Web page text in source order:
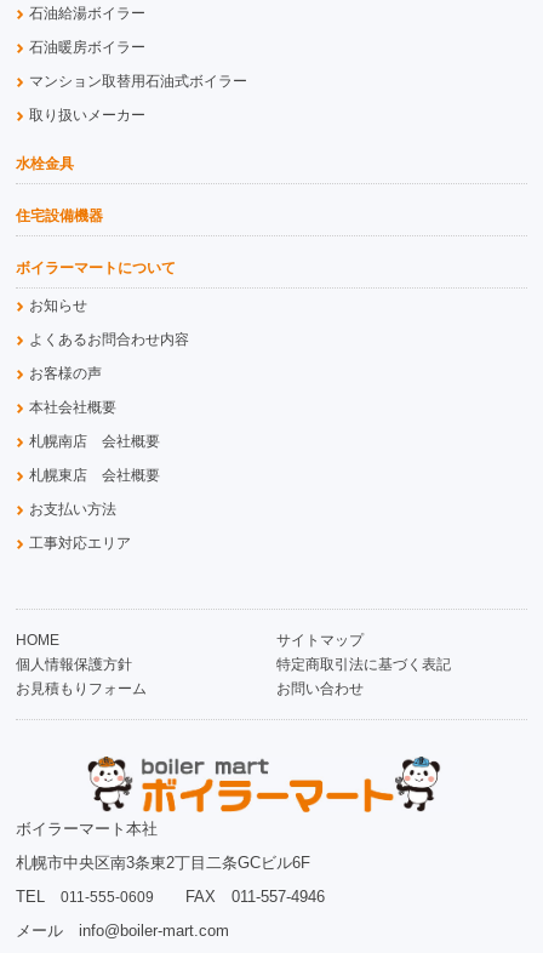
石油給湯ボイラー
石油暖房ボイラー
マンション取替用石油式ボイラー
取り扱いメーカー
水栓金具
住宅設備機器
ボイラーマートについて
お知らせ
よくあるお問合わせ内容
お客様の声
本社会社概要
札幌南店 会社概要
札幌東店 会社概要
お支払い方法
工事対応エリア
HOME
サイトマップ
個人情報保護方針
特定商取引法に基づく表記
お見積もりフォーム
お問い合わせ
ボイラーマート本社
札幌市中央区南3条東2丁目二条GCビル6F
TEL011-555-0609
FAX 011-557-4946
メール info@boiler-mart.com